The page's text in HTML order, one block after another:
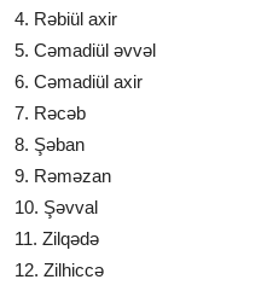
4. Rəbiül axir
5. Cəmadiül əvvəl
6. Cəmadiül axir
7. Rəcəb
8. Şəban
9. Rəməzan
10. Şəvval
11. Zilqədə
12. Zilhiccə